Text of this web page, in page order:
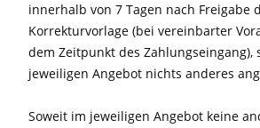
innerhalb von 7 Tagen nach Freigabe
Korrekturvorlage (bei vereinbarter
dem Zeitpunkt des Zahlungseingang),
jeweiligen Angebot nichts anderes
Soweit im jeweiligen Angebot keine